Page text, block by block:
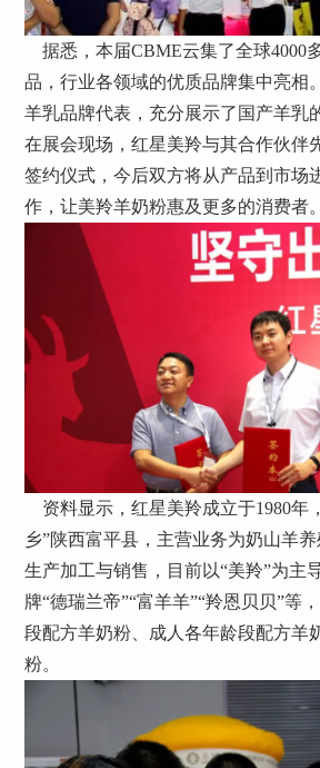
据悉，本届CBME云集了全球4000
品，行业各领域的优质品牌集中亮相
羊乳品牌代表，充分展示了国产羊乳
在展会现场，红星美羚与其合作伙伴
签约仪式，今后双方将从产品到市场
作，让美羚羊奶粉惠及更多的消费者。
资料显示，红星美羚成立于1980年
乡”陕西富平县，主营业务为奶山羊养
生产加工与销售，目前以“美羚”为主
牌“德瑞兰帝”“富羊羊”“羚恩贝贝”等
段配方羊奶粉、成人各年龄段配方羊
粉。